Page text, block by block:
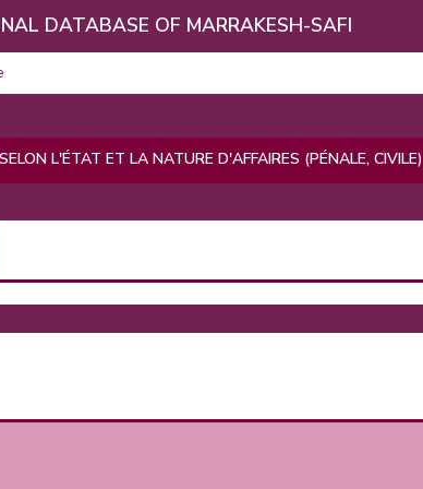
DATABASE OF MARRAKESH-SAFI
L'ÉTAT ET LA NATURE D'AFFAIRES (PÉNALE, CIVILE)